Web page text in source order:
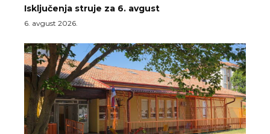
Isključenja struje za 6. avgust
6. avgust 2026.